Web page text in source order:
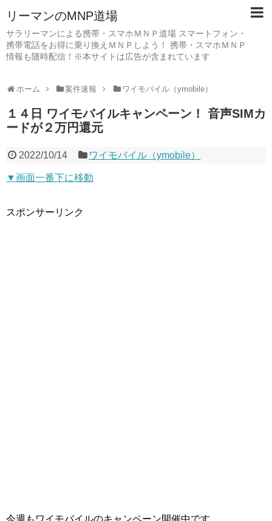
リーマンのMNP道場
サラリーマンによる携帯・スマホＭＮＰ道場 スマートフォン・
携帯電話をお得に乗り換えＭＮＰしよう！ 携帯・スマホＭＮＰ
情報も随時配信！※本サイトは広告が含まれています
ホーム 案件速報 ワイモバイル（ymobile）
１４日 ワイモバイルキャンペーン！ 音声SIMカ
ードが２万円還元
2022/10/14 ワイモバイル（ymobile）
▼画面一番下に移動
スポンサーリンク
今週もワイモバイルのキャンペーン開催中です。